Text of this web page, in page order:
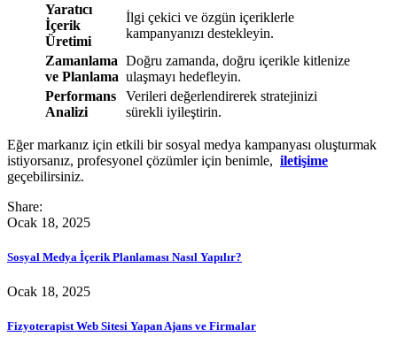
Yaratıcı
İçerik
Üretimi
İlgi çekici ve özgün içeriklerle
kampanyanızı destekleyin.
Zamanlama
ve Planlama
Doğru zamanda, doğru içerikle kitlenize
ulaşmayı hedefleyin.
Performans
Analizi
Verileri değerlendirerek stratejinizi
sürekli iyileştirin.
Eğer markanız için etkili bir sosyal medya kampanyası oluşturmak
istiyorsanız, profesyonel çözümler için benimle, iletişime
geçebilirsiniz.
Share:
Ocak 18, 2025
Sosyal Medya İçerik Planlaması Nasıl Yapılır?
Ocak 18, 2025
Fizyoterapist Web Sitesi Yapan Ajans ve Firmalar